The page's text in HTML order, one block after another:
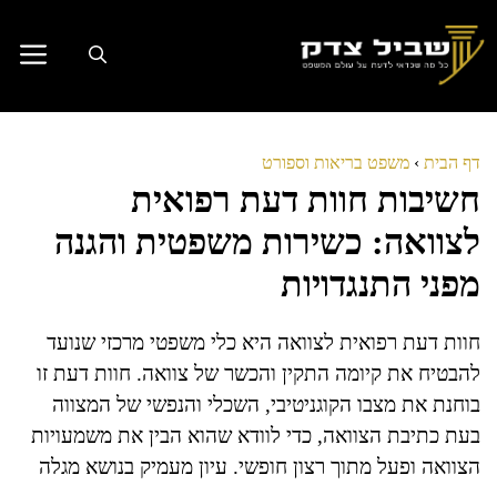
לתוכן
דף הבית › משפט בריאות וספורט
חשיבות חוות דעת רפואית
לצוואה: כשירות משפטית והגנה
מפני התנגדויות
חוות דעת רפואית לצוואה היא כלי משפטי מרכזי שנועד
להבטיח את קיומה התקין והכשר של צוואה. חוות דעת זו
בוחנת את מצבו הקוגניטיבי, השכלי והנפשי של המצווה
בעת כתיבת הצוואה, כדי לוודא שהוא הבין את משמעויות
הצוואה ופעל מתוך רצון חופשי. עיון מעמיק בנושא מגלה